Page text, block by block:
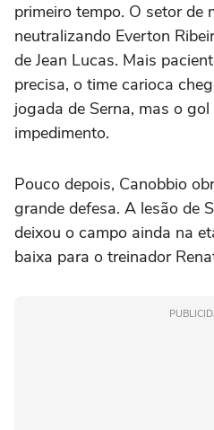
primeiro tempo. O setor de
neutralizando Everton
de Jean Lucas. Mais
precisa, o time carioca
jogada de Serna, mas o
impedimento.
Pouco depois, Canobbio
grande defesa. A lesão de
deixou o campo ainda na
baixa para o treinador